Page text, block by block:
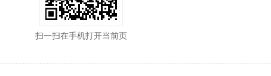
扫一扫在手机打开当前页